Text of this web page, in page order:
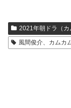
2021年朝ドラ（カ
風間俊介、カムカ